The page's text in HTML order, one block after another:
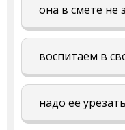
она в смете не
воспитаем в
надо ее урезать